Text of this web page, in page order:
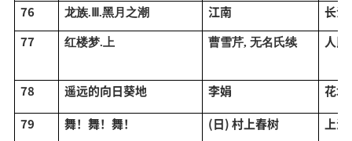
76
龙族.Ⅲ.黑月之潮 江南
长江
77
红楼梦.上 曹雪芹, 无名氏续 人
78 遥远的向日葵地 李娟
花城
79
舞！舞！舞！ (日) 村上春树
上